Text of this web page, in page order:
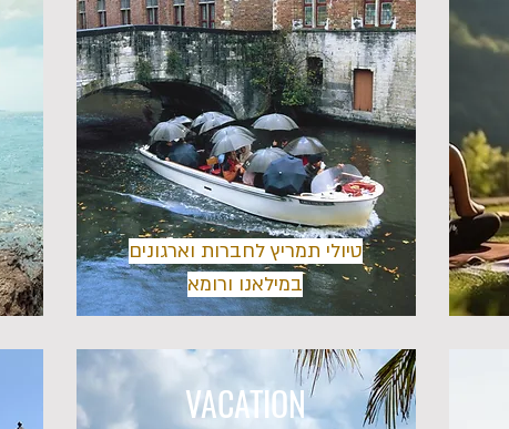
טיולי תמריץ לחברות וארגונים
במילאנו ורומא
VACATION